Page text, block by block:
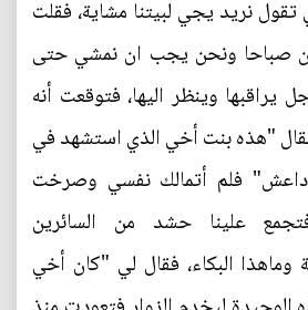
تقول نريد يجي لبيتنا مشاية، فقلت
صباحا ونحن يجب ان نمشي حتى
يراقبها وينظر اليها، فتوقعت أنه
"هذه بنت أخي الذي استشهد في
فلم أتمالك نفسي وصرخت
علينا حشد من السائرين
وماهذا البكاء، فقال لي "كان أخي